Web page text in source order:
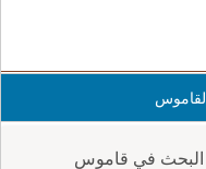
البحث في قاموس